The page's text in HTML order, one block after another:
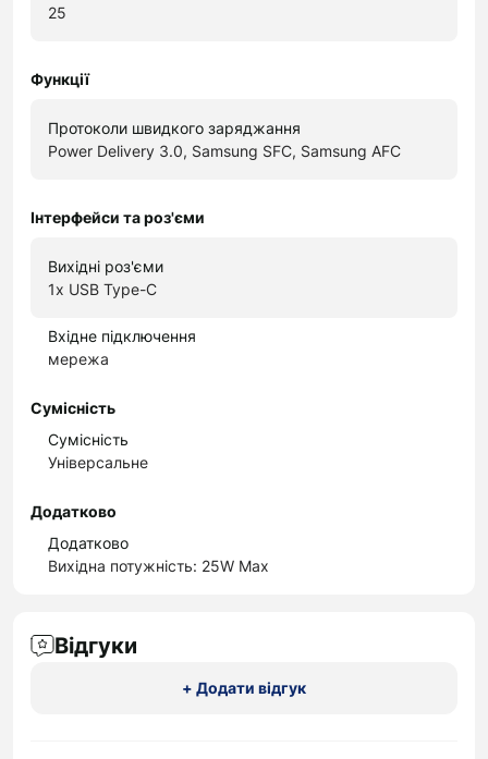
25
Функції
Протоколи швидкого заряджання
Power Delivery 3.0, Samsung SFC, Samsung AFC
Інтерфейси та роз'єми
Вихідні роз'єми
1x USB Type-С
Вхідне підключення
мережа
Сумісність
Сумісність
Універсальне
Додатково
Додатково
Вихідна потужність: 25W Max
Відгуки
+ Додати відгук